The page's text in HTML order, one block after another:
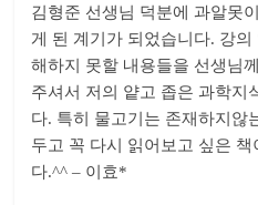
김형준 선생님 덕분에 과알못
게 된 계기가 되었습니다. 강의
해하지 못할 내용들을 선생님
주셔서 저의 얕고 좁은 과학지
다. 특히 물고기는 존재하지않
두고 꼭 다시 읽어보고 싶은 책
다.^^ – 이효*